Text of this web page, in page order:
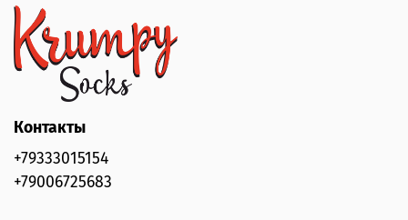
Контакты
+79333015154
+79006725683